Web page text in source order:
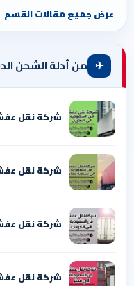
عرض جميع مقالات القسم
✈ من أدلة الشحن
شركة نقل
شركة نقل
شركة نقل
شركة نقل